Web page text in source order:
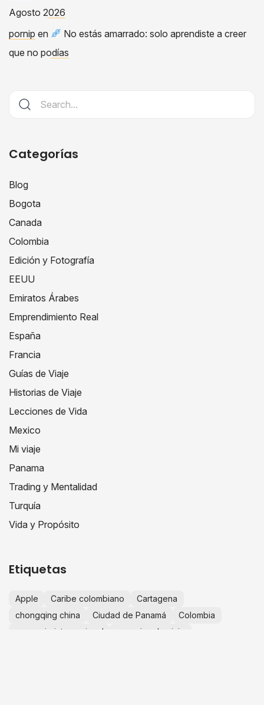
Agosto 2026
pornip en
No estás amarrado: solo aprendiste a creer
que no podías
Categorías
Blog
Bogota
Canada
Colombia
Edición y Fotografía
EEUU
Emiratos Árabes
Emprendimiento Real
España
Francia
Guías de Viaje
Historias de Viaje
Lecciones de Vida
Mexico
Mi viaje
Panama
Trading y Mentalidad
Turquía
Vida y Propósito
Etiquetas
Apple Caribe colombiano
Cartagena
chongqing china
Ciudad de Panamá
Colombia
comercio internacional
consejos de viaje